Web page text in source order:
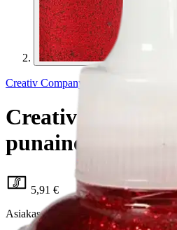
Creativ Company
Creativ
punainen 118 ml
5,91 €
Asiakasomistajahinta